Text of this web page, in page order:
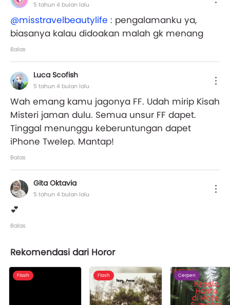
5 tahun 4 bulan lalu
@misstravelbeautylife : pengalamanku ya,
biasanya kalau didoakan malah gk menang
Balas
Luca Scofish
5 tahun 4 bulan lalu
Wah emang kamu jagonya FF. Udah mirip Kisah
Misteri jaman dulu. Semua unsur FF dapet.
Tinggal menunggu keberuntungan dapet
iPhone Twelep. Mantap!
Balas
Gita Oktavia
5 tahun 4 bulan lalu
💕
Balas
Rekomendasi dari Horor
Flash Flash Cerpen